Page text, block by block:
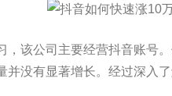
，该公司主要经营抖音账号
并没有显著增长。经过深入